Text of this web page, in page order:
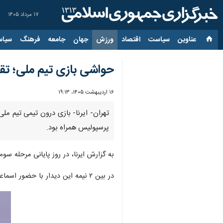
۱۷ مرداد ۱۴۰۵
عناوین‌ سیاست اقتصاد ورزش جهان جامعه فرهنگ
حواشی بازی تیم ملی؛
۱۶ اردیبهشت ۱۴۰۵، ۱۹:۱۳